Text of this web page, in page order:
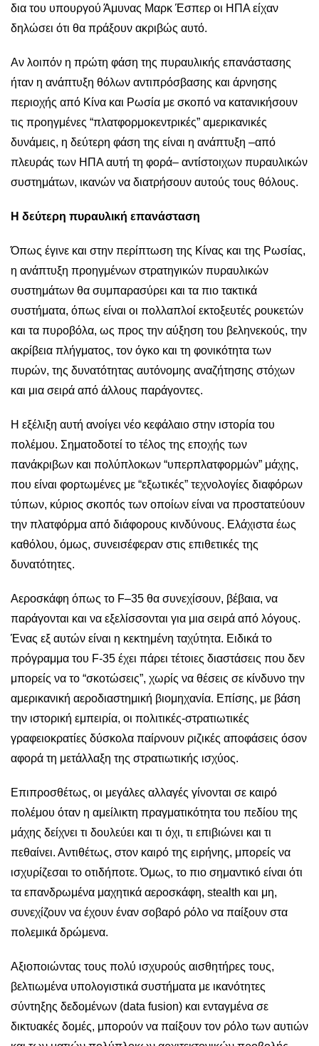
δια του υπουργού Άμυνας Μαρκ Έσπερ οι ΗΠΑ είχαν
δηλώσει ότι θα πράξουν ακριβώς αυτό.
Αν λοιπόν η πρώτη φάση της πυραυλικής επανάστασης
ήταν η ανάπτυξη θόλων αντιπρόσβασης και άρνησης
περιοχής από Κίνα και Ρωσία με σκοπό να κατανικήσουν
τις προηγμένες “πλατφορμοκεντρικές” αμερικανικές
δυνάμεις, η δεύτερη φάση της είναι η ανάπτυξη –από
πλευράς των ΗΠΑ αυτή τη φορά– αντίστοιχων πυραυλικών
συστημάτων, ικανών να διατρήσουν αυτούς τους θόλους.
Η δεύτερη πυραυλική επανάσταση
Όπως έγινε και στην περίπτωση της Κίνας και της Ρωσίας,
η ανάπτυξη προηγμένων στρατηγικών πυραυλικών
συστημάτων θα συμπαρασύρει και τα πιο τακτικά
συστήματα, όπως είναι οι πολλαπλοί εκτοξευτές ρουκετών
και τα πυροβόλα, ως προς την αύξηση του βεληνεκούς, την
ακρίβεια πλήγματος, τον όγκο και τη φονικότητα των
πυρών, της δυνατότητας αυτόνομης αναζήτησης στόχων
και μια σειρά από άλλους παράγοντες.
Η εξέλιξη αυτή ανοίγει νέο κεφάλαιο στην ιστορία του
πολέμου. Σηματοδοτεί το τέλος της εποχής των
πανάκριβων και πολύπλοκων “υπερπλατφορμών” μάχης,
που είναι φορτωμένες με “εξωτικές” τεχνολογίες διαφόρων
τύπων, κύριος σκοπός των οποίων είναι να προστατεύουν
την πλατφόρμα από διάφορους κινδύνους. Ελάχιστα έως
καθόλου, όμως, συνεισέφεραν στις επιθετικές της
δυνατότητες.
Αεροσκάφη όπως το F–35 θα συνεχίσουν, βέβαια, να
παράγονται και να εξελίσσονται για μια σειρά από λόγους.
Ένας εξ αυτών είναι η κεκτημένη ταχύτητα. Ειδικά το
πρόγραμμα του F-35 έχει πάρει τέτοιες διαστάσεις που δεν
μπορείς να το “σκοτώσεις”, χωρίς να θέσεις σε κίνδυνο την
αμερικανική αεροδιαστημική βιομηχανία. Επίσης, με βάση
την ιστορική εμπειρία, οι πολιτικές-στρατιωτικές
γραφειοκρατίες δύσκολα παίρνουν ριζικές αποφάσεις όσον
αφορά τη μετάλλαξη της στρατιωτικής ισχύος.
Επιπροσθέτως, οι μεγάλες αλλαγές γίνονται σε καιρό
πολέμου όταν η αμείλικτη πραγματικότητα του πεδίου της
μάχης δείχνει τι δουλεύει και τι όχι, τι επιβιώνει και τι
πεθαίνει. Αντιθέτως, στον καιρό της ειρήνης, μπορείς να
ισχυρίζεσαι το οτιδήποτε. Όμως, το πιο σημαντικό είναι ότι
τα επανδρωμένα μαχητικά αεροσκάφη, stealth και μη,
συνεχίζουν να έχουν έναν σοβαρό ρόλο να παίξουν στα
πολεμικά δρώμενα.
Αξιοποιώντας τους πολύ ισχυρούς αισθητήρες τους,
βελτιωμένα υπολογιστικά συστήματα με ικανότητες
σύντηξης δεδομένων (data fusion) και ενταγμένα σε
δικτυακές δομές, μπορούν να παίξουν τον ρόλο των αυτιών